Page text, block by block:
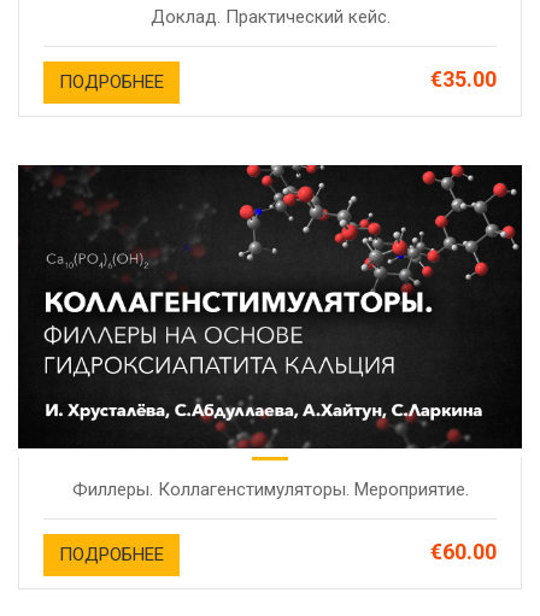
Доклад. Практический кейс.
ПОДРОБНЕЕ €35.00
Филлеры. Коллагенстимуляторы. Мероприятие.
ПОДРОБНЕЕ €60.00